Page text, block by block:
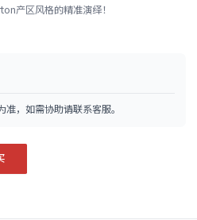
产区风格的精准演绎！
，如需协助请联系客服。